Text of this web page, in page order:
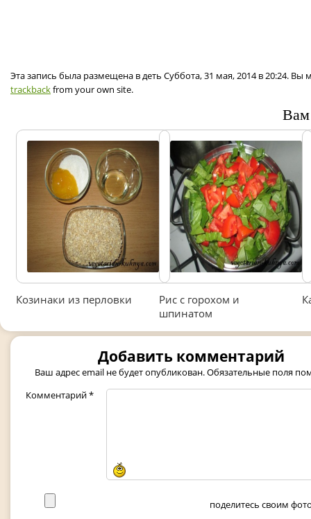
Эта запись была размещена в деть Суббота, 31 мая, 2014 в 20:24.
trackbackfrom your own site.
Вам
Козинаки из перловки
Рис с горохом и
шпинатом
Добавить комментарий
Ваш адрес email не будет опубликован.Обязательные поля
Комментарий*
поделитесь своим